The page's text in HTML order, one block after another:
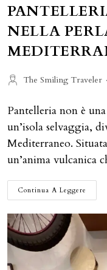
NELLA
AutoreThe Smiling Traveler
Pantelleria non è
un’isola selvaggia,
Mediterraneo.
un’anima vulcanica
Continua A Leggere
COSA
DEL